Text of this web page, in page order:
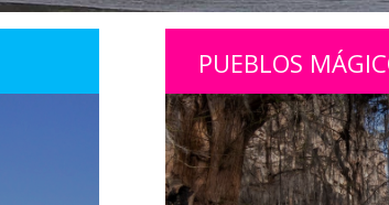
PUEBLOS